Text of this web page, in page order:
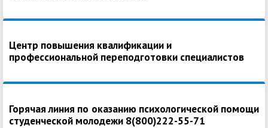
Центр повышения квалификации и
профессиональной переподготовки специалистов
Горячая линия по оказанию психологической помощи
студенческой молодежи 8(800)222-55-71